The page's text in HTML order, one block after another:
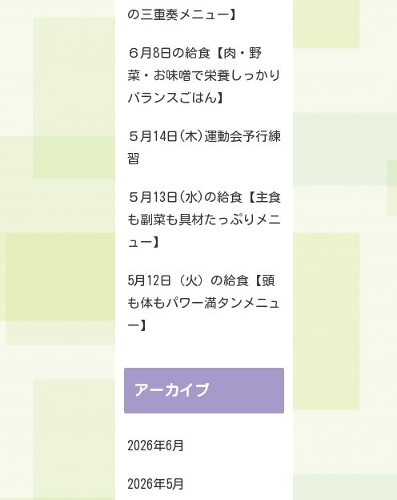
の三重奏メニュー】
６月8日の給食【肉・野
菜・お味噌で栄養しっかり
バランスごはん】
５月14日(木)運動会予行練
習
５月13日(水)の給食【主食
も副菜も具材たっぷりメニ
ュー】
5月12日（火）の給食【頭
も体もパワー満タンメニュ
ー】
アーカイブ
2026年6月
2026年5月